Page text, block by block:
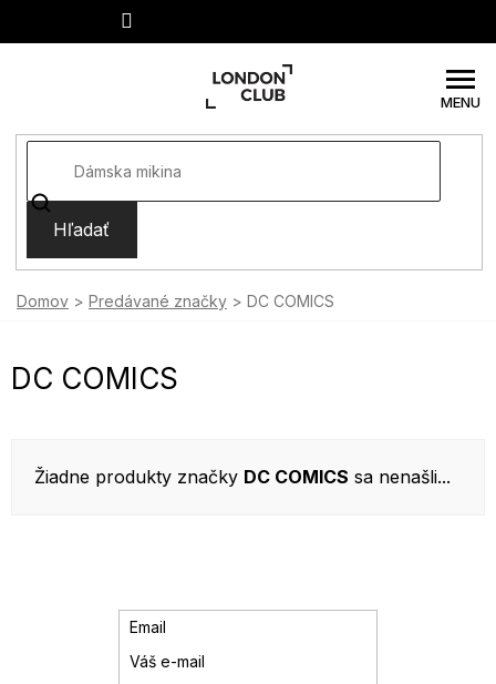
Hľadať
Domov Predávané značky DC COMICS
DC COMICS
Žiadne produkty značky DC COMICS sa nenašli...
Email